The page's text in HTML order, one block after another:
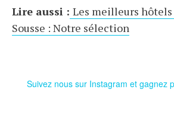
Lire aussi : Les meilleurs
Sousse : Notre sélection
Suivez nous sur Instagram et gagnez